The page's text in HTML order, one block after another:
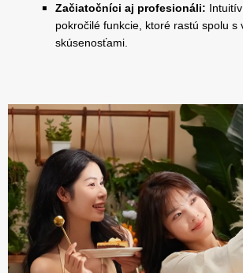
Začiatočníci aj profesionáli:
pokročilé funkcie, ktoré rastú spolu s
skúsenosťami.